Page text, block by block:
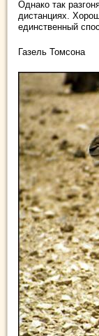
Однако так
дистанциях.
единственный
Газель Томсона